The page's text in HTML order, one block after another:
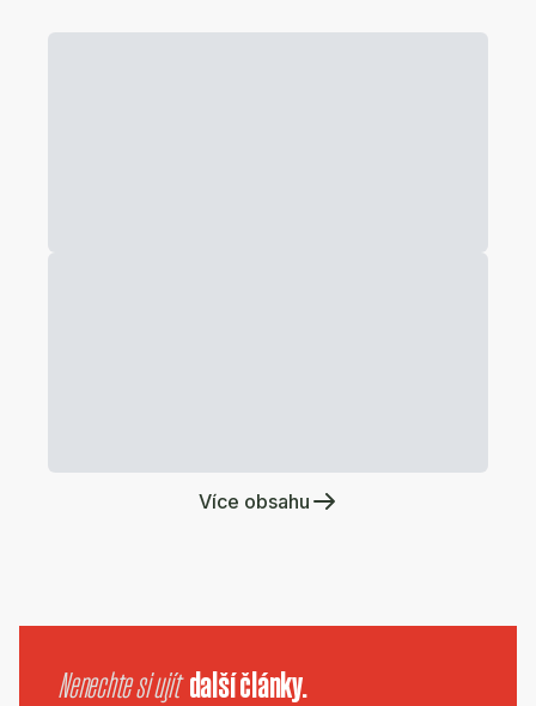
Více obsahu
Nenechte si ujít další články.